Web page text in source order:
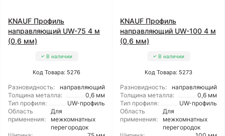
KNAUF Профиль
направляющий UW-75 4 м
(0,6 мм)
В наличии
Код Товара: 5276
Разновидность:
направляющий
Толщина металла:
0,6 мм
Тип профиля:
UW-профиль
Область
применения:
Для
межкомнатных
перегородок
KNAUF Профиль
направляющий UW-100 4 м
(0,6 мм)
В наличии
Код Товара: 5273
Разновидность:
направляющий
Толщина металла:
0,6 мм
Тип профиля:
UW-профиль
Область
применения:
Для
межкомнатных
перегородок